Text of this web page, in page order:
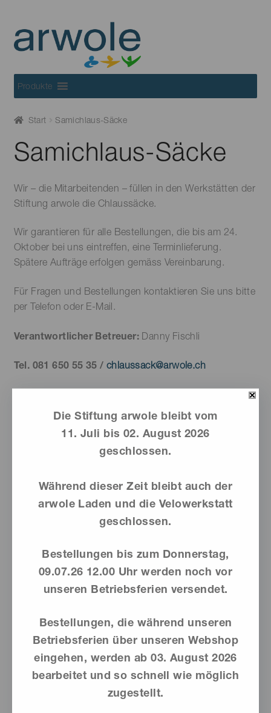
to
navigation
to
content
Produkte
Start Samichlaus-Säcke
Samichlaus-Säcke
Wir – die Mitarbeitenden – füllen in den Werkstätten der
Stiftung arwole die Chlaussäcke.
Wir garantieren für alle Bestellungen, die bis am 24.
Oktober bei uns eintreffen, eine Terminlieferung.
Spätere Aufträge erfolgen gemäss Vereinbarung.
Für Fragen und Bestellungen kontaktieren Sie uns bitte
per Telefon oder E-Mail.
Verantwortlicher Betreuer: Danny Fischli
Tel. 081 650 55 35 /chlaussack@arwole.ch
Die Stiftung arwole bleibt vom
11. Juli bis 02. August 2026
geschlossen.
Während dieser Zeit bleibt auch der
arwole Laden und die Velowerkstatt
geschlossen.
Bestellungen bis zum Donnerstag,
09.07.26 12.00 Uhr werden noch vor
unseren Betriebsferien versendet.
Bestellungen, die während unseren
Betriebsferien über unseren Webshop
eingehen, werden ab03. August 2026
bearbeitet und so schnell wie möglich
zugestellt.